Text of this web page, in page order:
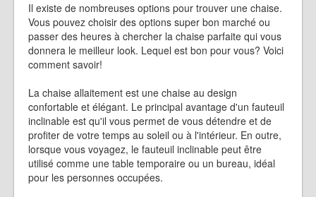
Il existe de nombreuses options pour trouver une chaise.
Vous pouvez choisir des options super bon marché ou
passer des heures à chercher la chaise parfaite qui vous
donnera le meilleur look. Lequel est bon pour vous? Voici
comment savoir!
La chaise allaitement est une chaise au design
confortable et élégant. Le principal avantage d'un fauteuil
inclinable est qu'il vous permet de vous détendre et de
profiter de votre temps au soleil ou à l'intérieur. En outre,
lorsque vous voyagez, le fauteuil inclinable peut être
utilisé comme une table temporaire ou un bureau, idéal
pour les personnes occupées.